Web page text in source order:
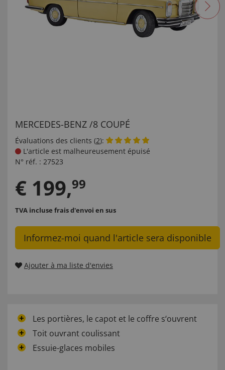
MERCEDES-BENZ /8 COUPÉ
Évaluations des clients (2):
L'article est malheureusement épuisé
N° réf. : 27523
€ 199,99
TVA incluse frais d'envoi en sus
Informez-moi quand l'article sera disponible
Ajouter à ma liste d'envies
Les portières, le capot et le coffre s‘ouvrent
Toit ouvrant coulissant
Essuie-glaces mobiles